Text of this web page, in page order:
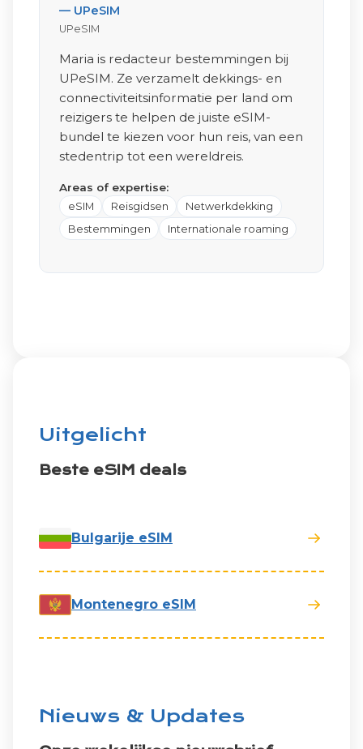
— UPeSIM
UPeSIM
Maria is redacteur bestemmingen bij
UPeSIM. Ze verzamelt dekkings- en
connectiviteitsinformatie per land om
reizigers te helpen de juiste eSIM-
bundel te kiezen voor hun reis, van een
stedentrip tot een wereldreis.
Areas of expertise:
eSIM Reisgidsen
Netwerkdekking
Bestemmingen
Internationale roaming
Uitgelicht
Beste eSIM deals
Bulgarije eSIM
Montenegro eSIM
Nieuws & Updates